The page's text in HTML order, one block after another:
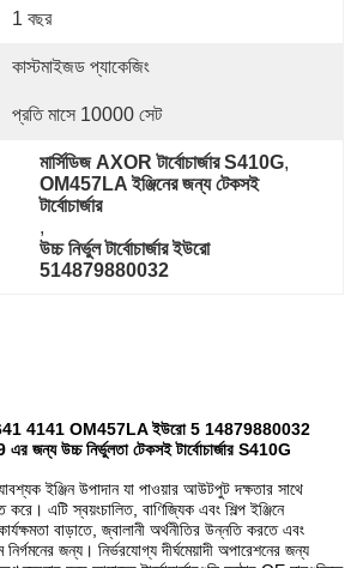
1 বছর
কাস্টমাইজড প্যাকেজিং
প্রতি মাসে 10000 সেট
মার্সিডিজ AXOR টার্বোচার্জার S410G,
OM457LA ইঞ্জিনের জন্য টেকসই
টার্বোচার্জার
,
উচ্চ নির্ভুল টার্বোচার্জার ইউরো
514879880032
4141 OM457LA ইউরো 5 14879880032
জন্য উচ্চ নির্ভুলতা টেকসই টার্বোচার্জার S410G
ইঞ্জিন উপাদান যা পাওয়ার আউটপুট দক্ষতার সাথে
এটি স্বয়ংচালিত, বাণিজ্যিক এবং শিল্প ইঞ্জিনে
বাড়াতে, জ্বালানী অর্থনীতির উন্নতি করতে এবং
জন্য। নির্ভরযোগ্য দীর্ঘমেয়াদী অপারেশনের জন্য